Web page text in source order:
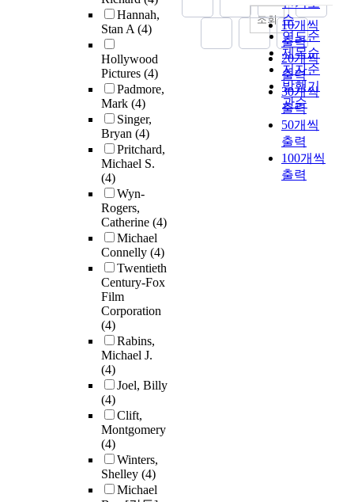
Hannah,
Stan A(4)
Hollywood
Pictures (4)
Padmore,
Mark (4)
Singer,
Bryan (4)
Pritchard,
Michael S.
(4)
Wyn-
Rogers,
Catherine (4)
Michael
Connelly (4)
Twentieth
Century-Fox
Film
Corporation
(4)
Rabins,
Michael J.
(4)
Joel, Billy
(4)
Clift,
Montgomery
(4)
Winters,
Shelley (4)
Michael
인기도
순
연도순
제목순
저자순
발행기
관순
10개씩
출력
20개씩
출력
30개씩
출력
50개씩
출력
100개씩
출력
조회